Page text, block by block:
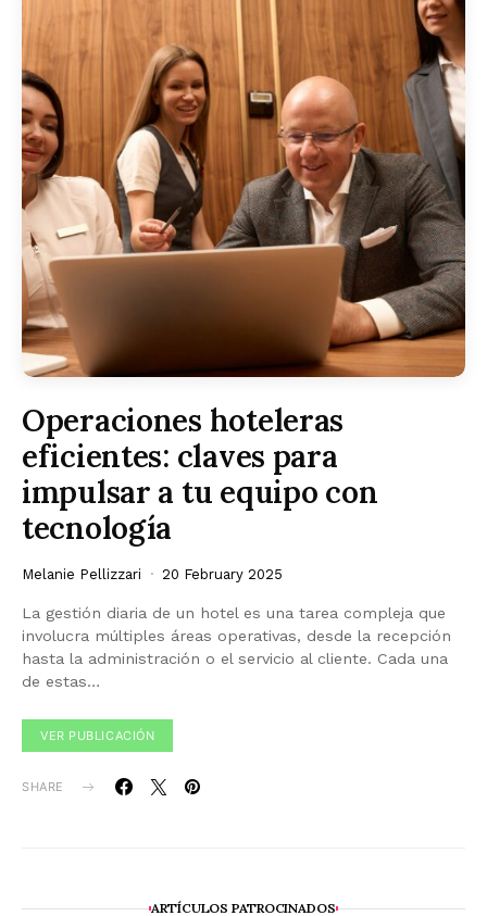
Operaciones hoteleras
eficientes: claves para
impulsar a tu equipo con
tecnología
Melanie Pellizzari 20 February 2025
La gestión diaria de un hotel es una tarea compleja que
involucra múltiples áreas operativas, desde la recepción
hasta la administración o el servicio al cliente. Cada una
de estas…
VER PUBLICACIÓN
SHARE
ARTÍCULOS PATROCINADOS